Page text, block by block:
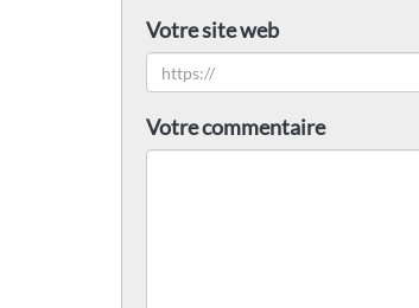
Votre site web
Votre commentaire